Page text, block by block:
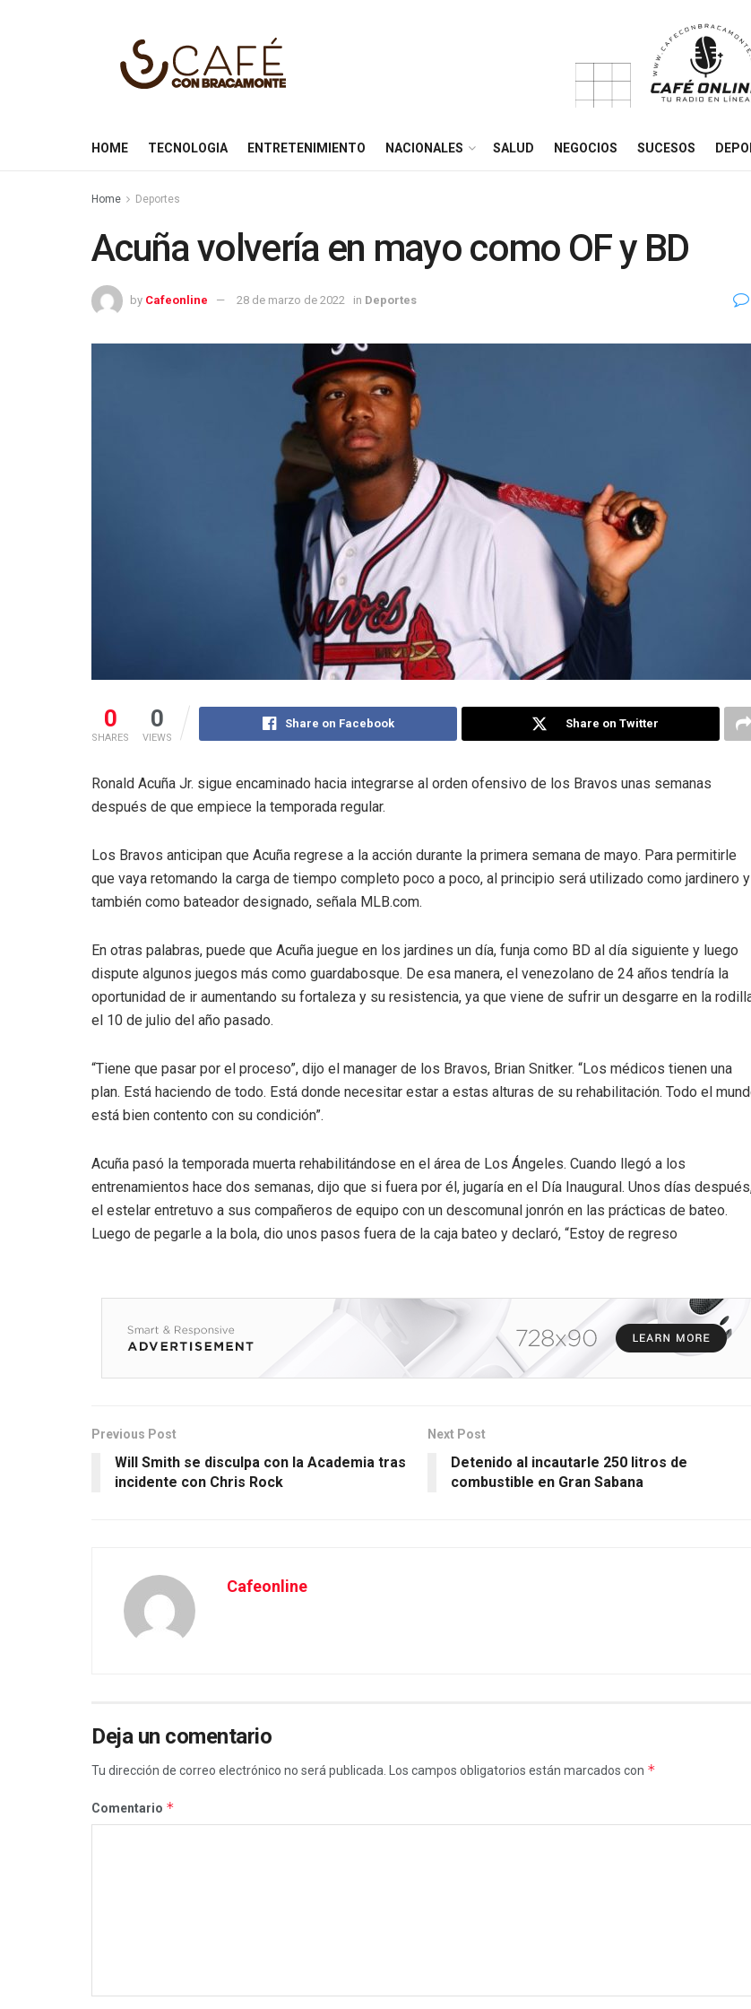
HOME TECNOLOGIA ENTRETENIMIENTO NACIONALES SALUD NEGOCIOS SUCESOS
Home Deportes
Acuña volvería en mayo como OF y BD
by Cafeonline 28 de marzo de 2022 in Deportes
0
SHARES
0
VIEWS
Share on Facebook Share on Twitter
Ronald Acuña Jr. sigue encaminado hacia integrarse al orden ofensivo de los Bravos unas semanas
después de que empiece la temporada regular.
Los Bravos anticipan que Acuña regrese a la acción durante la primera semana de mayo. Para permitirle
que vaya retomando la carga de tiempo completo poco a poco, al principio será utilizado como jardinero y
también como bateador designado, señala MLB.com.
En otras palabras, puede que Acuña juegue en los jardines un día, funja como BD al día siguiente y luego
dispute algunos juegos más como guardabosque. De esa manera, el venezolano de 24 años tendría la
oportunidad de ir aumentando su fortaleza y su resistencia, ya que viene de sufrir un desgarre en la
el 10 de julio del año pasado.
“Tiene que pasar por el proceso”, dijo el manager de los Bravos, Brian Snitker. “Los médicos tienen una
plan. Está haciendo de todo. Está donde necesitar estar a estas alturas de su rehabilitación. Todo el
está bien contento con su condición”.
Acuña pasó la temporada muerta rehabilitándose en el área de Los Ángeles. Cuando llegó a los
entrenamientos hace dos semanas, dijo que si fuera por él, jugaría en el Día Inaugural. Unos días
el estelar entretuvo a sus compañeros de equipo con un descomunal jonrón en las prácticas de bateo.
Luego de pegarle a la bola, dio unos pasos fuera de la caja bateo y declaró, “Estoy de regreso
Previous Post
Will Smith se disculpa con la Academia tras
incidente con Chris Rock
Next Post
Detenido al incautarle 250 litros de
combustible en Gran Sabana
Cafeonline
Deja un comentario
Tu dirección de correo electrónico no será publicada. Los campos obligatorios están marcados con *
Comentario *